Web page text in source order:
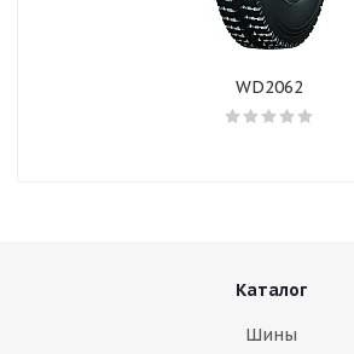
WD2062
Каталог
Шины